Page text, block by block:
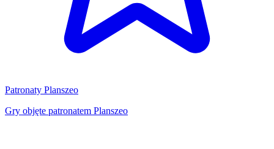
Patronaty Planszeo
Gry objęte patronatem Planszeo